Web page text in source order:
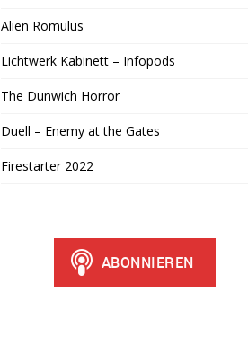
Alien Romulus
Lichtwerk Kabinett – Infopods
The Dunwich Horror
Duell – Enemy at the Gates
Firestarter 2022